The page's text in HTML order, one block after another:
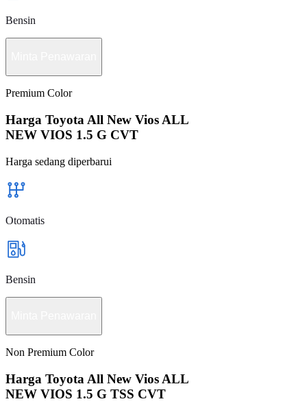
Bensin
Premium Color
Harga Toyota All New Vios ALL
NEW VIOS 1.5 G CVT
Harga sedang diperbarui
Otomatis
Bensin
Non Premium Color
Harga Toyota All New Vios ALL
NEW VIOS 1.5 G TSS CVT